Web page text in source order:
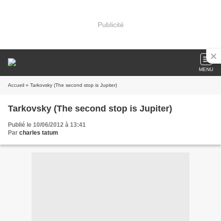
Publicité
MENU
Accueil » Tarkovsky (The second stop is Jupiter)
Tarkovsky (The second stop is Jupiter)
Publié le 10/06/2012 à 13:41
Par charles tatum